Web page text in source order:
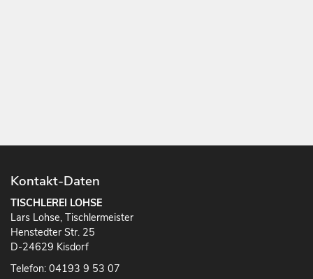
Kontakt-Daten
TISCHLEREI LOHSE
Lars Lohse, Tischlermeister
Henstedter Str. 25
D-24629 Kisdorf
Telefon: 04193 9 53 07